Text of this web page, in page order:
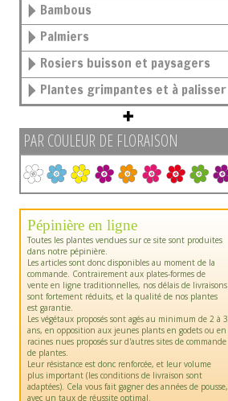
Bambous
Palmiers
Rosiers buisson et paysagers
Plantes grimpantes et à palisser
PAR COULEUR DE FLORAISON
Pépinière en ligne
Toutes les plantes vendues sur ce site sont produites
dans notre pépinière.
Les articles sont donc disponibles au moment de la
commande. Contrairement aux plates-formes de
vente en ligne traditionnelles, nos délais de livraisons
sont fortement réduits, et la qualité de nos plantes
est garantie.
Les végétaux proposés sont agés au minimum de 2 à 3
ans, en opposition aux jeunes plants en godets ou en
racines nues proposés sur d'autres sites de commande
de plantes.
Leur résistance est donc renforcée, et leur volume
plus important (les conditions de livraison sont
adaptées). Cela vous fait gagner des années de pousse,
avec un taux de réussite optimal.